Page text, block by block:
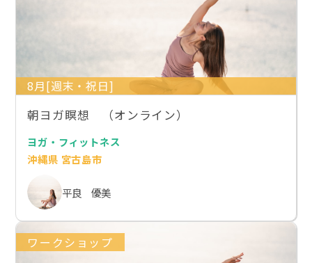
8月[週末・祝日]
朝ヨガ瞑想 （オンライン）
ヨガ・フィットネス
沖縄県 宮古島市
平良 優美
ワークショップ